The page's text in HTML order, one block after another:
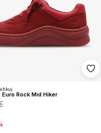
Rock Mid Hiker